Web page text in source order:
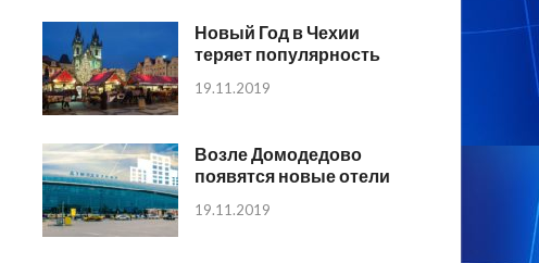
Новый Год в Чехии
теряет популярность
19.11.2019
Возле Домодедово
появятся новые отели
19.11.2019